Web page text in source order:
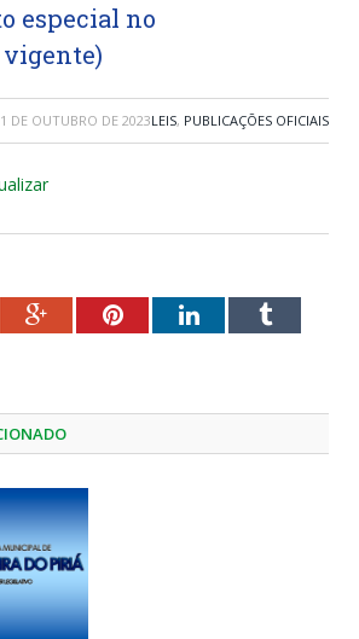
especial no
DE OUTUBRO DE 2023LEIS, PUBLICAÇÕES OFICIAIS
Google+PinterestLinkedInTumblr